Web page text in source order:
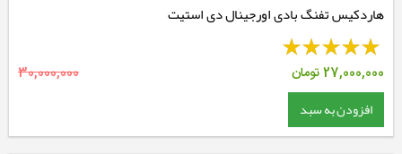
هاردکیس تفنگ بادی اورجینال دی استیت
27,000,000تومان 30,000,000
افزودن به سبد